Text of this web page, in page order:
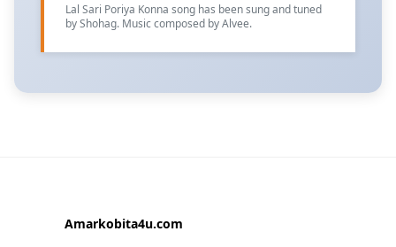
Lal Sari Poriya Konna song has been sung and tuned
by Shohag. Music composed by Alvee.
Amarkobita4u.com